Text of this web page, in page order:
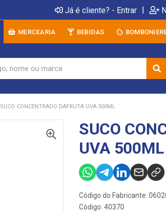
Já é cliente? - Entrar |
MERCEARIA BEBIDAS
SUCO CONCENTRADO DAFRUTA UVA 500ML
SUCO
UVA 500ML
Código do Fabricante:
Código: 40370